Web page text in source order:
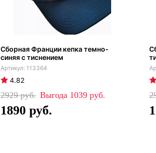
Сборная Франции кепка темно-
синяя с тиснением
113364
4.82
2929 1039
1890